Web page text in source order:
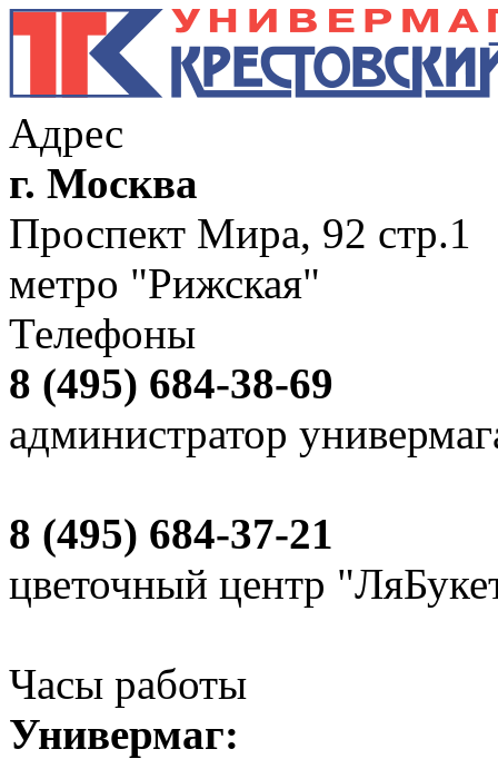
Адрес
г. Москва
Проспект Мира, 92 стр.1
метро "Рижская"
Телефоны
8 (495) 684-38-69
администратор
8 (495) 684-37-21
цветочный центр
Часы работы
Универмаг: